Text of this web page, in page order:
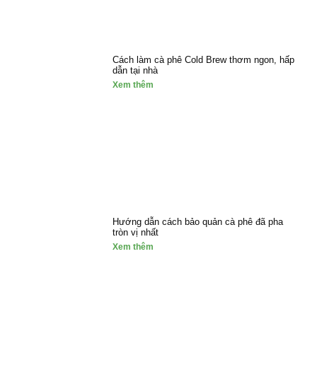
Cách làm cà phê Cold Brew thơm ngon, hấp
dẫn tại nhà
Xem thêm
Hướng dẫn cách bảo quản cà phê đã pha
tròn vị nhất
Xem thêm